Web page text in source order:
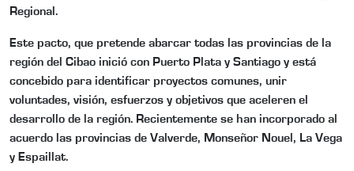
Regional.
Este pacto, que pretende abarcar todas las provincias de la
región del Cibao inició con Puerto Plata y Santiago y está
concebido para identificar proyectos comunes, unir
voluntades, visión, esfuerzos y objetivos que aceleren el
desarrollo de la región. Recientemente se han incorporado al
acuerdo las provincias de Valverde, Monseñor Nouel, La Vega
y Espaillat.